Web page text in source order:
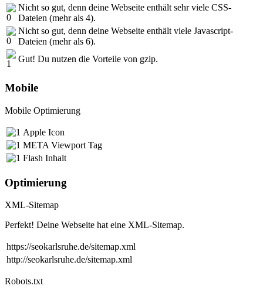
Nicht so gut, denn deine Webseite enthält sehr viele CSS-
Dateien (mehr als 4).
Nicht so gut, denn deine Webseite enthält viele Javascript-
Dateien (mehr als 6).
Gut! Du nutzen die Vorteile von gzip.
Mobile
Mobile Optimierung
Apple Icon
META Viewport Tag
Flash Inhalt
Optimierung
XML-Sitemap
Perfekt! Deine Webseite hat eine XML-Sitemap.
https://seokarlsruhe.de/sitemap.xml
http://seokarlsruhe.de/sitemap.xml
Robots.txt